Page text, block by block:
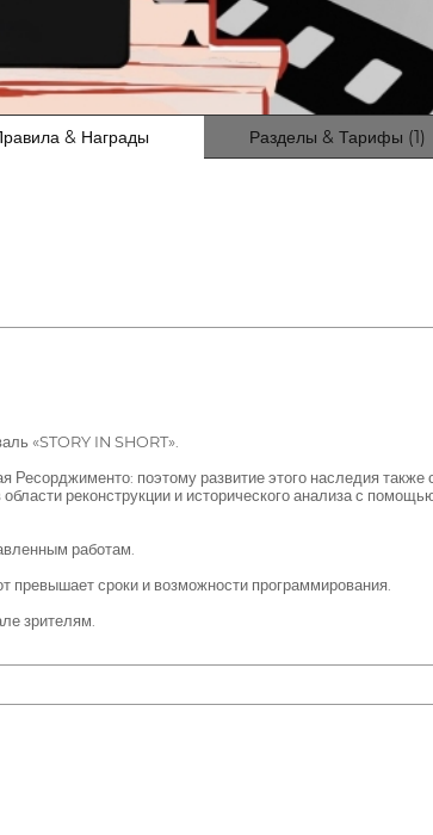
& Награды Разделы & Тарифы (1)
«STORY IN SHORT».
Ресорджименто: поэтому развитие этого наследия также
реконструкции и исторического анализа с
работам.
превышает сроки и возможности программирования.
зрителям.